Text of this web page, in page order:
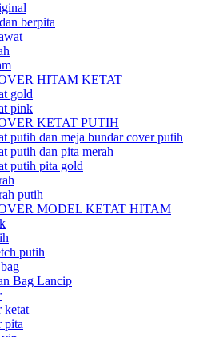
berpita
HITAM KETAT
gold
pink
KETAT PUTIH
putih dan meja bundar cover putih
putih dan pita merah
putih pita gold
putih
MODEL KETAT HITAM
putih
Bag Lancip
ketat
pita